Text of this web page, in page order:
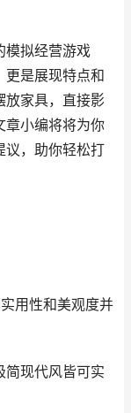
模拟经营游戏
更是展现特点和
放家具，直接影
章小编将将为你
议，助你轻松打
用性和美观度并
简现代风皆可实